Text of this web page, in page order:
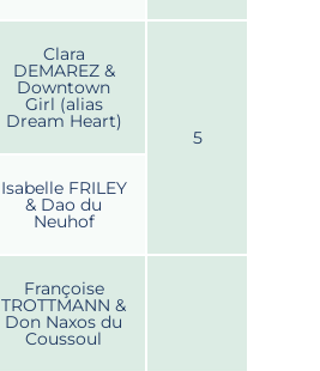
Clara
DEMAREZ &
Downtown
Girl (alias
Dream Heart)
5
Isabelle FRILEY
& Dao du
Neuhof
Françoise
TROTTMANN &
Don Naxos du
Coussoul